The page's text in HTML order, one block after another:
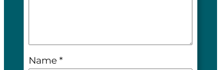
Name *